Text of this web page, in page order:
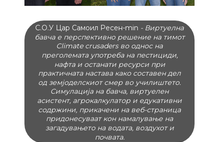
С.О.У Цар Самоил Ресен-min - Виртуелна
бавча е перспективно решение на тимот
Climate crusaders во однос на
преголемата употреба на пестициди,
нафта и останати ресурси при
практичната настава како составен дел
од земјоделскиот смер во училиштето.
Симулација на бавча, виртуелен
асистент, агрокалкулатор и едукативни
содржини, прикачени на веб-страница
придонесуваат кон намалување на
загадувањето на водата, воздухот и
почвата.